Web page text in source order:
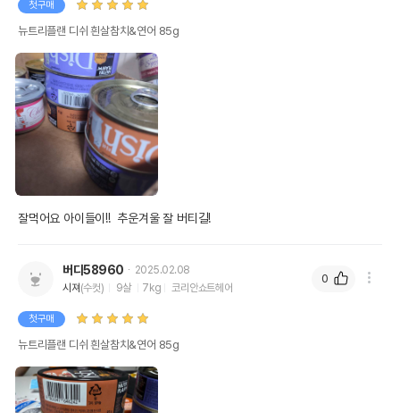
첫구매
뉴트리플랜 디쉬 흰살참치&연어 85g
잘먹어요 아이들이!!  추운겨울 잘 버티길!
버디58960
2025.02.08
시져(수컷) 9살 7kg 코리안쇼트헤어
첫구매
뉴트리플랜 디쉬 흰살참치&연어 85g
0